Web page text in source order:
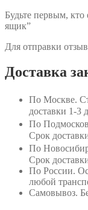
Будьте первым,
ящик”
Для отправки
Доставка
По Москве.
доставки 1-3
По
Срок
По
Срок
По России.
любой
Самовывоз.